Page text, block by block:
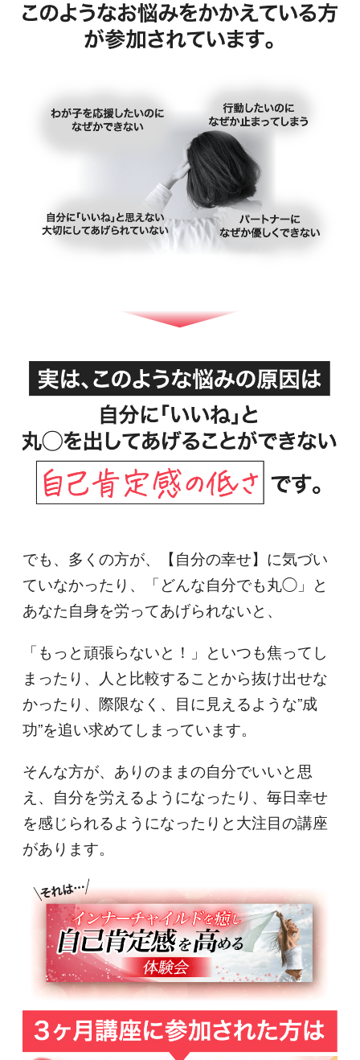
でも、多くの方が、【自分の幸せ】に気づい
ていなかったり、「どんな自分でも丸◯」と
あなた自身を労ってあげられないと、
「もっと頑張らないと！」といつも焦ってし
まったり、人と比較することから抜け出せな
かったり、際限なく、目に見えるような”成
功”を追い求めてしまっています。
そんな方が、ありのままの自分でいいと思
え、自分を労えるようになったり、毎日幸せ
を感じられるようになったりと大注目の講座
があります。